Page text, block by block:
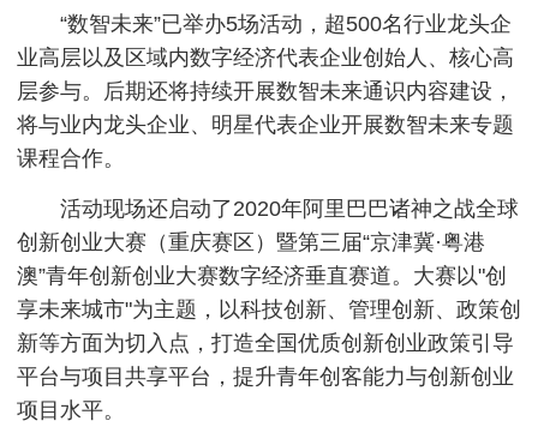
“数智未来”已举办5场活动，超500名行业龙头企
业高层以及区域内数字经济代表企业创始人、核心高
层参与。后期还将持续开展数智未来通识内容建设，
将与业内龙头企业、明星代表企业开展数智未来专题
课程合作。
活动现场还启动了2020年阿里巴巴诸神之战全球
创新创业大赛（重庆赛区）暨第三届“京津冀·粤港
澳”青年创新创业大赛数字经济垂直赛道。大赛以"创
享未来城市"为主题，以科技创新、管理创新、政策创
新等方面为切入点，打造全国优质创新创业政策引导
平台与项目共享平台，提升青年创客能力与创新创业
项目水平。